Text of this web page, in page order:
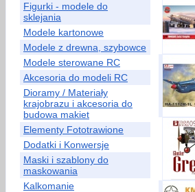
Figurki - modele do
sklejania
Modele kartonowe
Modele z drewna, szybowce
Modele sterowane RC
Akcesoria do modeli RC
Dioramy / Materiały
krajobrazu i akcesoria do
budowa makiet
Elementy Fototrawione
Dodatki i Konwersje
Maski i szablony do
maskowania
Kalkomanie